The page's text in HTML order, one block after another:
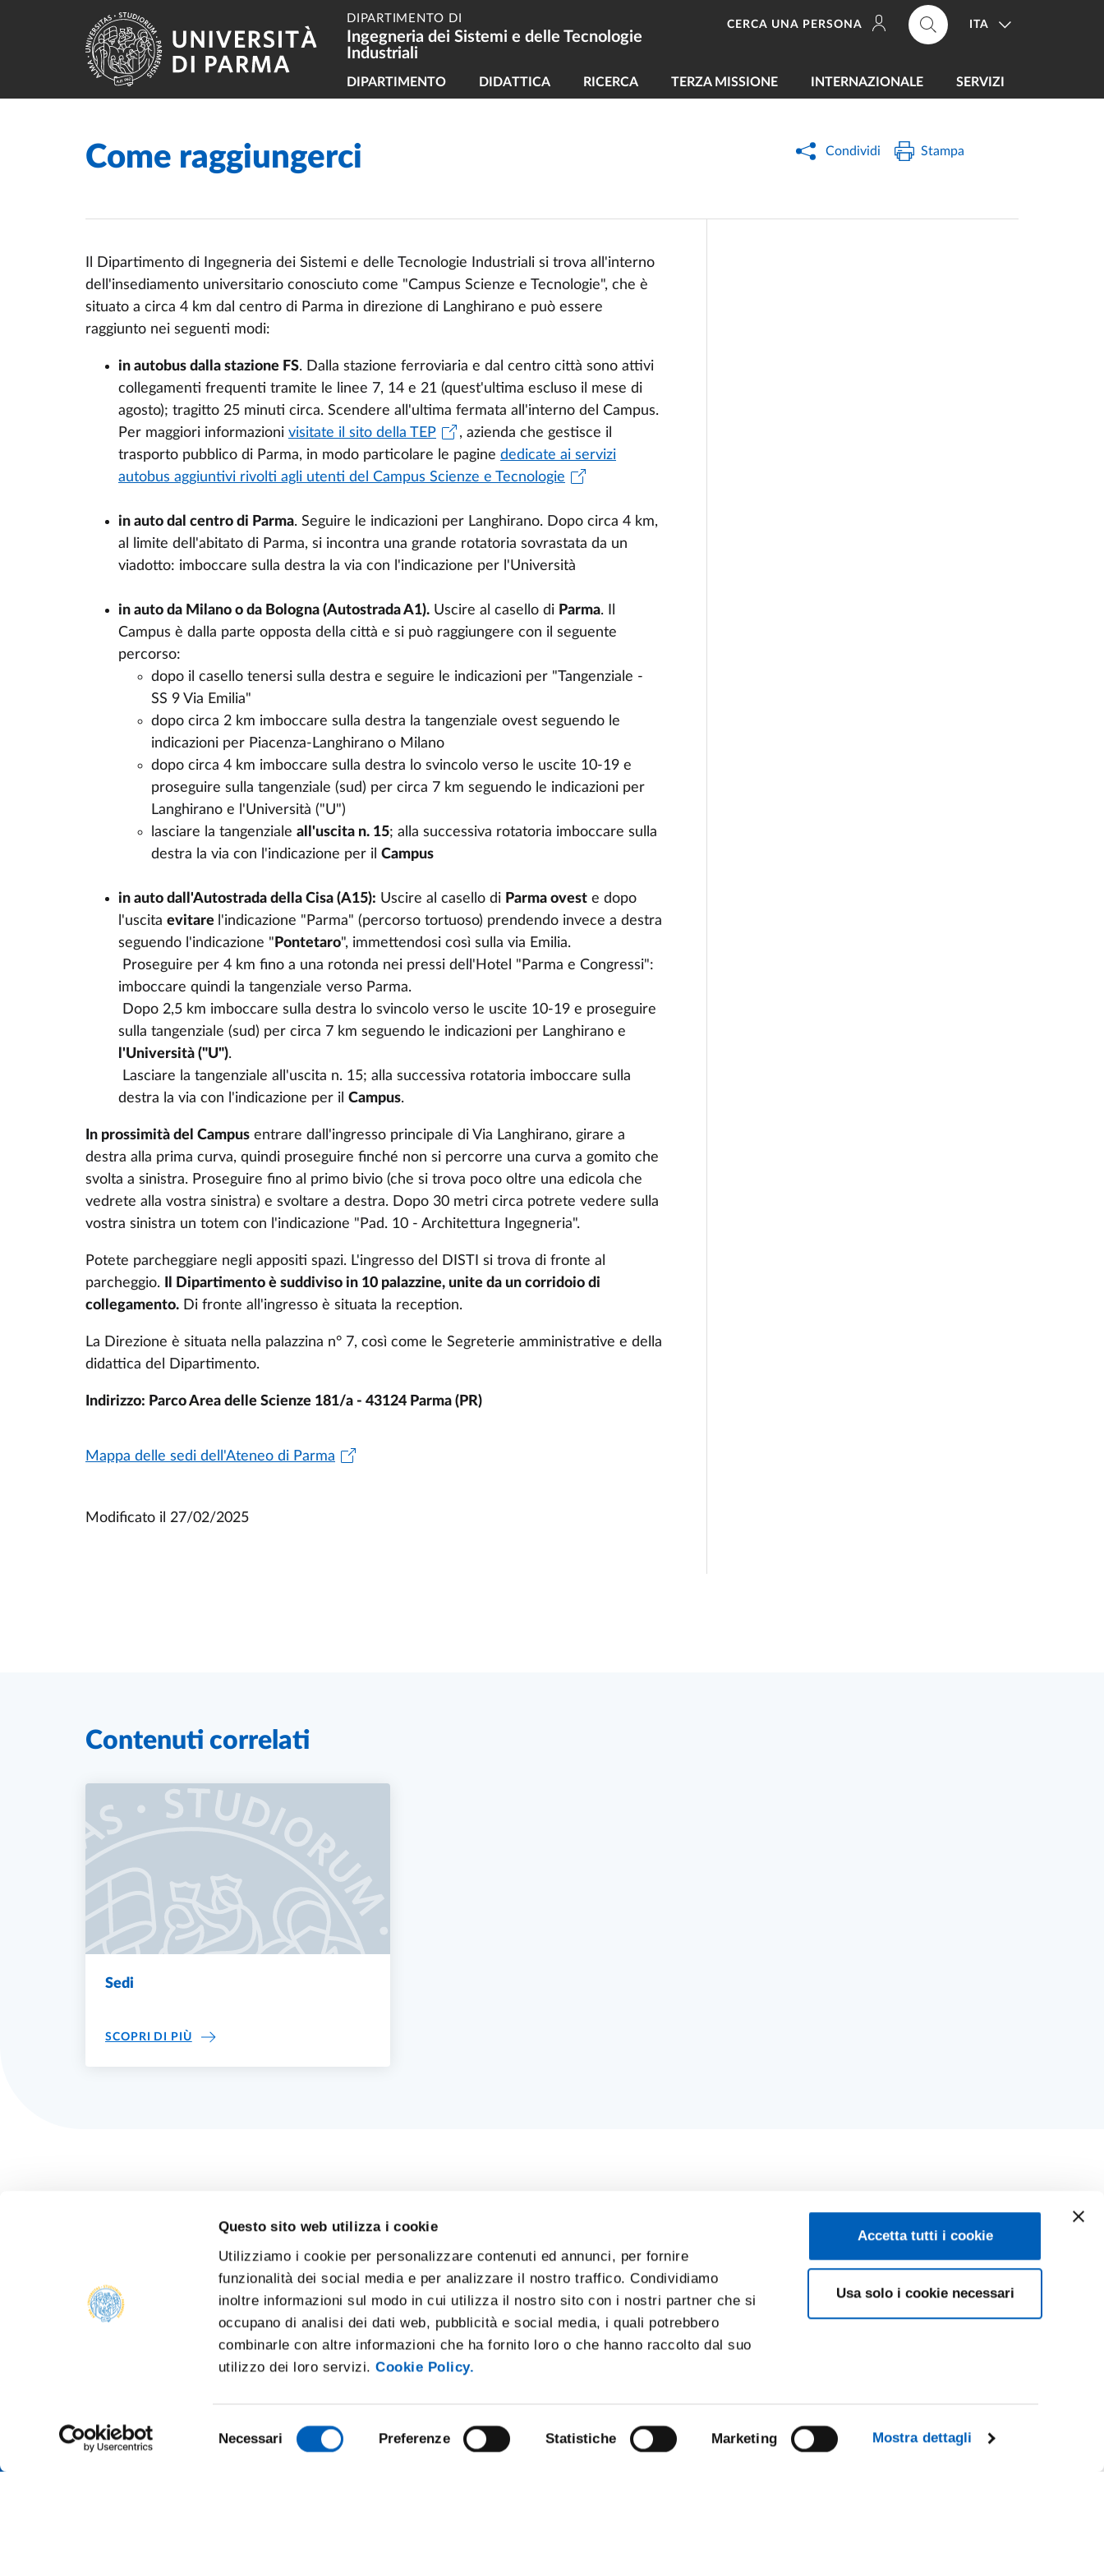
Questo sito web utilizza i cookie
Utilizziamo i cookie per personalizzare contenuti ed annunci, per fornire
funzionalità dei social media e per analizzare il nostro traffico. Condividiamo
inoltre informazioni sul modo in cui utilizza il nostro sito con i nostri partner che si
occupano di analisi dei dati web, pubblicità e social media, i quali potrebbero
combinarle con altre informazioni che ha fornito loro o che hanno raccolto dal suo
utilizzo dei loro servizi.Cookie Policy.
del
Necessari Preferenze Statistiche Marketing Mostra dettagli
Accetta tutti i cookie
Usa solo i cookie necessari
Salta al contenuto principale DIPARTIMENTO DI
Ingegneria dei Sistemi e delle Tecnologie
Industriali
CERCA UNA PERSONA ITA
Navigazione principale
DIPARTIMENTO DIDATTICA RICERCA TERZA MISSIONE INTERNAZIONALE SERVIZI
Home /
Come raggiungerci Condividi Stampa
Dipartimento di Ingegneria dei Sistemi e delle Tecnologie Industrialisi trova all'interno
dell'insediamento universitario conosciuto come "Campus Scienze e Tecnologie",che è
situato a circa 4 kmdal centro di Parma indirezione di Langhirano e può essere
raggiunto nei seguenti modi:
in autobusdalla stazione FS. Dalla stazione ferroviaria e dal centro città sono attivi
collegamenti frequenti tramite le linee 7, 14 e 21 (quest'ultima escluso il mese di
agosto);tragitto 25 minuti circa.Scendere all'ultima fermata all'interno de Campus.
Per maggiori informazionivisitate il sito della TEP
, azienda che gestisce il
trasporto pubblico di Parma, in modo particolare le paginededicate ai servizi
autobus aggiuntivi rivolti agli utenti del Campus Scienze e Tecnologie
in autodal centro di Parma.Seguire le indicazioni per Langhirano. Dopo circa 4 km,
al
limite dell'abitato di Parma,si incontra una grande rotatoria sovrastata da un
viadotto: imboccare sulla destra la via con l'indicazione per l'Università
in autoda Milano oda Bologna (AutostradaA1). Uscire alcasello di Parma. Il
Campusè dalla parte opposta della città esi può raggiungere con il seguente
percorso:
dopo il casello tenersi sulla destra eseguire le indicazioni per "Tangenziale -
SS 9 Via Emilia"
dopo circa 2 km imboccare sulla destra latangenziale ovest seguendo le
indicazioni per Piacenza-Langhirano o Milano
dopo circa 4 km imboccare sulla destra losvincolo verso le uscite 10-19 e
proseguire sulla tangenziale (sud) per circa 7 kmseguendo le indicazioni per
Langhirano e l'Università ("U")
lasciare latangenziale all'uscita n. 15;alla successiva rotatoria imboccare sulla
destra la via con l'indicazione per il Campus
in autodall'Autostrada della Cisa (A15): Uscire alcasello di Parma ovest edopo
l'uscita evitare l'indicazione "Parma" (percorso tortuoso) prendendo invece a destra
seguendo l'indicazione " Pontetaro", immettendosi così sulla via Emilia.
Proseguire per 4 kmfino a una rotonda nei pressi dell'Hotel "Parma eCongressi":
imboccare quindi latangenziale verso Parma.
Dopo 2,5 km imboccare sulla destra losvincolo verso le uscite 10-19 e proseguire
sulla tangenziale (sud) per circa 7 kmseguendo le indicazioni per Langhirano e
l'Università ("U").
Lasciare latangenziale all'uscita n. 15;alla successiva rotatoria imboccare sulla
destra la via con l'indicazione per il Campus.
In prossimità del Campus entrare dall'ingresso principale di Via Langhirano, girare a
destra alla primacurva,quindi proseguire finché nonsi percorre una curva a gomito che
svolta asinistra. Proseguire fino al primo bivio (che si trova poco oltre una edicola che
vedrete alla vostra sinistra) e svoltare a destra. Dopo 30 metri circa potrete vedere sulla
vostra sinistra un totem con l'indicazione "Pad. 10 - Architettura Ingegneria".
Potete parcheggiare negli appositi spazi. L'ingresso del DISTI si trova di fronte al
parcheggio.
Il Dipartimento è suddiviso in 10 palazzine, unite da un corridoio di
collegamento. Di fronte all'ingresso è situata la reception.
La Direzione è situata nella palazzina n° 7, così come le Segreterie amministrative e della
didattica del Dipartimento.
Indirizzo: Parco Area delle Scienze 181/a - 43124 Parma (PR)
Mappa delle sedi dell'Ateneo di Parma
Modificato il27/02/2025
Contenuti correlati
Sedi
SCOPRI DI PIÙSEDI